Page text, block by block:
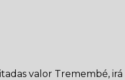
valor Tremembé, irá